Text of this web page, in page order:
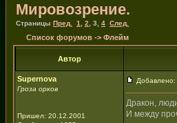
Мировозрение.
Страницы Пред. 1 2 3 4 След.
Список форумов -> Флейм
Автор
Supernova
Гроза орков
Пришел: 20.12.2001
Добавлено:
Дракон,
И между